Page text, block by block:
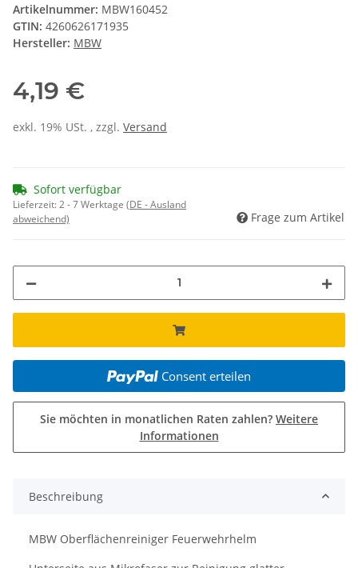
Artikelnummer: MBW160452
GTIN: 4260626171935
Hersteller: MBW
4,19 €
exkl. 19% USt. , zzgl. Versand
Sofort verfügbar
Lieferzeit:2 - 7 Werktage (DE - Ausland
abweichend)
Frage zum Artikel
Consent erteilen
Sie möchten in monatlichen Raten zahlen? Weitere
Informationen
Beschreibung
MBW Oberflächenreiniger Feuerwehrhelm